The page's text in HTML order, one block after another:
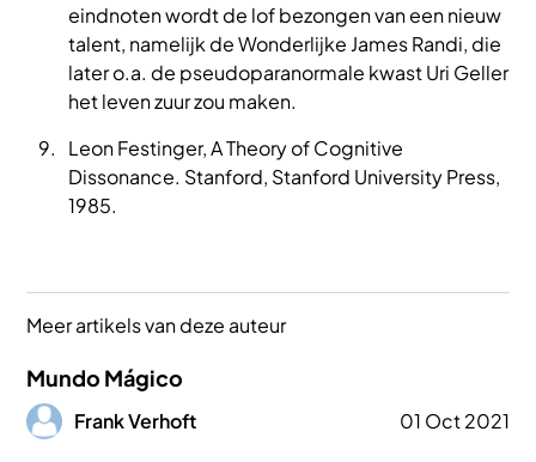
eindnoten wordt de lof bezongen van een nieuw
talent, namelijk de Wonderlijke James Randi, die
later o.a. de pseudoparanormale kwast Uri Geller
het leven zuur zou maken.
Leon Festinger, A Theory of Cognitive
Dissonance. Stanford, Stanford University Press,
1985.
Meer artikels van deze auteur
Mundo Mágico
Afbeelding
Frank Verhoft 01 Oct 2021